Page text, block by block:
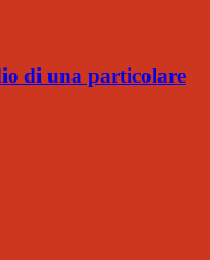
di una particolare